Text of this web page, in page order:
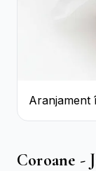
Aranjament
Trandafiri
Coroane -